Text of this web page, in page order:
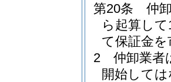
第20条
仲
ら起算し
て保証金
2
仲卸業者
開始して